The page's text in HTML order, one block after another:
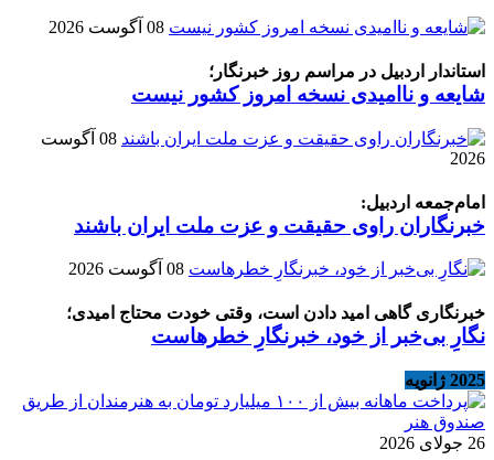
08 آگوست 2026
استاندار اردبیل در مراسم روز خبرنگار؛
شایعه و ناامیدی نسخه امروز کشور نیست
08 آگوست
2026
امام‌جمعه اردبیل:
خبرنگاران راوی حقیقت و عزت ملت ایران باشند
08 آگوست 2026
خبرنگاری گاهی امید دادن است، وقتی خودت محتاج امیدی؛
نگارِ بی‌خبر از خود، خبرنگارِ خطرهاست
2025 ژانویه
26 جولای 2026